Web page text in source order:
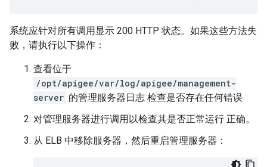
系统应针对所有调用显示 200 HTTP 状态。如果这些方法失
败，请执行以下操作：
查看位于
/opt/apigee/var/log/apigee/management-
server 的管理服务器日志 检查是否存在任何错误
对管理服务器进行调用以检查其是否正常运行 正确。
从 ELB 中移除服务器，然后重启管理服务器：